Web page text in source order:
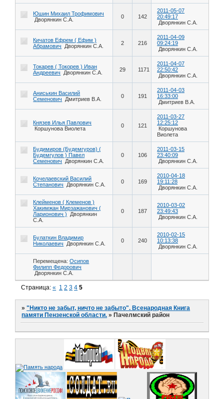
Юшин Михаил Трофимович
Дворянкин С.А.
0 142
2011-05-07
20:49:17
Дворянкин С.А.
Кичатов Ефрем ( Ефим )
Абрамович
Дворянкин С.А. 2 216
2011-04-09
09:24:19
Дворянкин С.А.
Токарев ( Токорев ) Иван
Андреевич
Дворянкин С.А. 29 1171
2011-04-07
22:50:42
Дворянкин С.А.
Аниськин Василий
Семенович
Дмитриев В.А. 0 191
2011-04-03
16:33:00
Дмитриев В.А.
Князев Илья Павлович
Коршунова Виолета
0 121
2011-03-27
12:25:12
Коршунова
Виолета
Будимиров (Будемгуров) (
Будемгулов ) Павел
Семенович
Дворянкин С.А.
0 106
2011-03-15
23:40:09
Дворянкин С.А.
Кочелаевский Василий
Степанович
Дворянкин С.А. 0 169
2010-04-18
19:11:28
Дворянкин С.А.
Клейменов ( Клеменов )
Хакимжан Мирзажанович (
Ларионович )
Дворянкин
С.А.
0 187
2010-03-02
23:49:43
Дворянкин С.А.
Булаткин Владимир
Николаевич
Дворянкин С.А. 0 240
2010-02-15
10:13:38
Дворянкин С.А.
Перемещена: Осипов
Филипп Федорович
Дворянкин С.А.
Страница:« 1 2 3 4 5
»"Никто не забыт, ничто не забыто". Всенародная Книга
памяти Пензенской области. » Пачелмский район